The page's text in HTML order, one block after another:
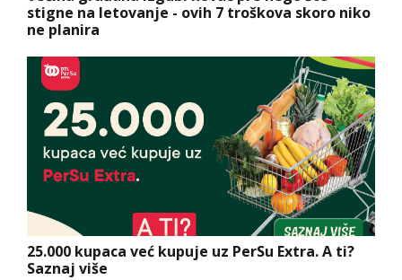
stigne na letovanje - ovih 7 troškova skoro niko
ne planira
25.000 kupaca već kupuje uz PerSu Extra. A ti?
Saznaj više